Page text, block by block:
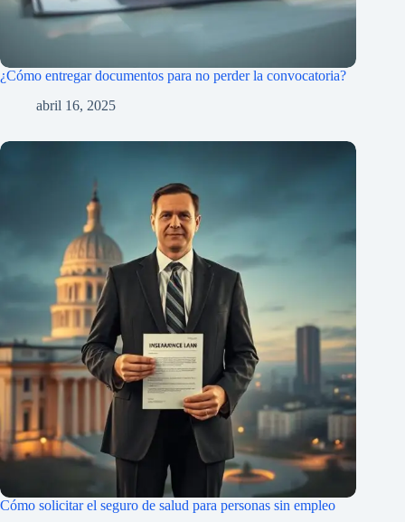
¿Cómo entregar documentos para no perder la convocatoria?
abril 16, 2025
Cómo solicitar el seguro de salud para personas sin empleo